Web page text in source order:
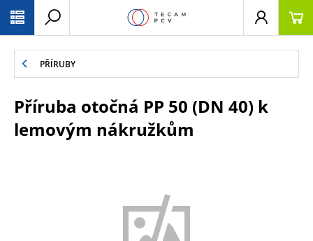
PŘÍRUBY
Příruba otočná PP 50 (DN 40) k
lemovým nákružkům